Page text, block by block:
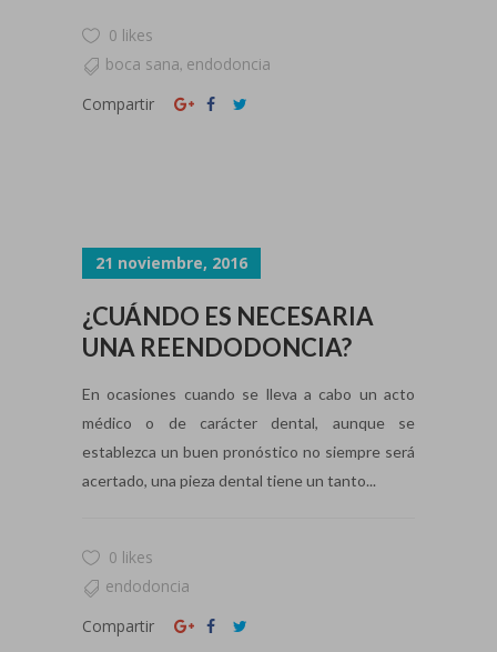
0 likes
boca sana, endodoncia
Compartir
21 noviembre, 2016
¿CUÁNDO ES NECESARIA
UNA REENDODONCIA?
En ocasiones cuando se lleva a cabo un acto
médico o de carácter dental, aunque se
establezca un buen pronóstico no siempre será
acertado, una pieza dental tiene un tanto...
0 likes
endodoncia
Compartir